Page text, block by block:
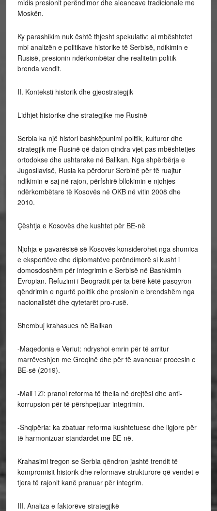
midis presionit perëndimor dhe aleancave tradicionale me
Moskën.
Ky parashikim nuk është thjesht spekulativ: ai mbështetet
mbi analizën e politikave historike të Serbisë, ndikimin e
Rusisë, presionin ndërkombëtar dhe realitetin politik
brenda vendit.
II. Konteksti historik dhe gjeostrategjik
Lidhjet historike dhe strategjike me Rusinë
Serbia ka një histori bashkëpunimi politik, kulturor dhe
strategjik me Rusinë që daton qindra vjet pas mbështetjes
ortodokse dhe ushtarake në Ballkan. Nga shpërbërja e
Jugosllavisë, Rusia ka përdorur Serbinë për të ruajtur
ndikimin e saj në rajon, përfshirë bllokimin e njohjes
ndërkombëtare të Kosovës në OKB në vitin 2008 dhe
2010.
Çështja e Kosovës dhe kushtet për BE-në
Njohja e pavarësisë së Kosovës konsiderohet nga shumica
e ekspertëve dhe diplomatëve perëndimorë si kusht i
domosdoshëm për integrimin e Serbisë në Bashkimin
Evropian. Refuzimi i Beogradit për ta bërë këtë pasqyron
qëndrimin e ngurtë politik dhe presionin e brendshëm nga
nacionalistët dhe qytetarët pro-rusë.
Shembuj krahasues në Ballkan
-Maqedonia e Veriut: ndryshoi emrin për të arritur
marrëveshjen me Greqinë dhe për të avancuar procesin e
BE-së (2019).
-Mali i Zi: pranoi reforma të thella në drejtësi dhe anti-
korrupsion për të përshpejtuar integrimin.
-Shqipëria: ka zbatuar reforma kushtetuese dhe ligjore për
të harmonizuar standardet me BE-në.
Krahasimi tregon se Serbia qëndron jashtë trendit të
kompromisit historik dhe reformave strukturore që vendet e
tjera të rajonit kanë pranuar për integrim.
III. Analiza e faktorëve strategjikë